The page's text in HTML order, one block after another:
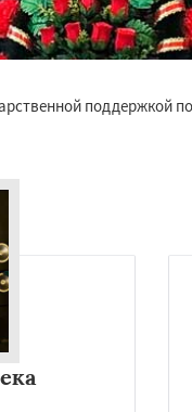
поддержкой